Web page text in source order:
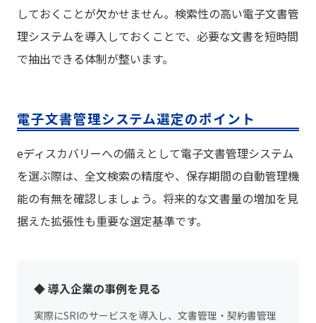
しておくことが欠かせません。検索性の高い電子文書管
理システムを導入しておくことで、必要な文書を短時間
で抽出できる体制が整います。
電子文書管理システム選定のポイント
eディスカバリーへの備えとして電子文書管理システム
を選ぶ際は、全文検索の精度や、保存期間の自動管理機
能の有無を確認しましょう。将来的な文書量の増加を見
据えた拡張性も重要な選定基準です。
◆ 導入企業の事例を見る
実際にSRIのサービスを導入し、文書管理・契約書管理